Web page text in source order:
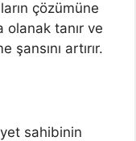
çözümüne
olanak tanır ve
artırır.
sahibinin